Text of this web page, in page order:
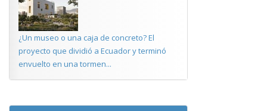
¿Un museo o una caja de concreto? El
proyecto que dividió a Ecuador y terminó
envuelto en una tormen...